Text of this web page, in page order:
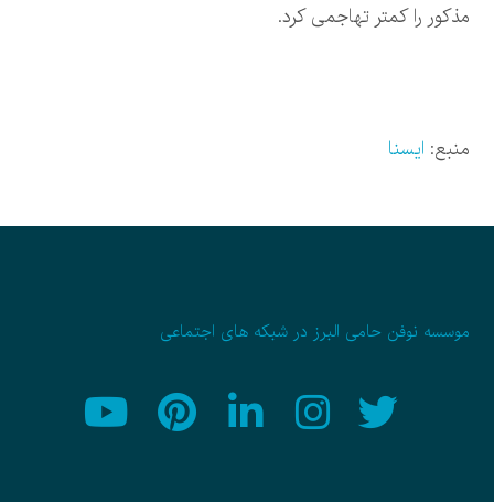
مذکور را کمتر تهاجمی کرد.
منبع: ایسنا
موسسه نوفن حامی البرز در شبکه های اجتماعی